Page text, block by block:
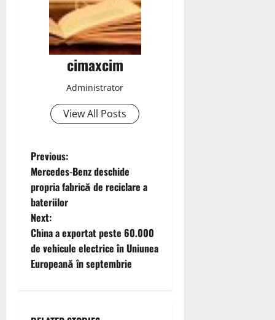
cimaxcim
Administrator
View All Posts
P
o
s
t
n
Previous:
Mercedes-Benz deschide
propria fabrică de reciclare a
bateriilor
Next:
China a exportat peste 60.000
de vehicule electrice în Uniunea
Europeană în septembrie